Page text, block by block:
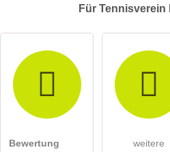
Für Tennisverein
Bewertung
weitere